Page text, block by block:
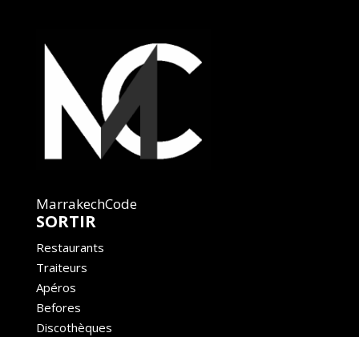
MarrakechCode
SORTIR
Restaurants
Traiteurs
Apéros
Befores
Discothèques